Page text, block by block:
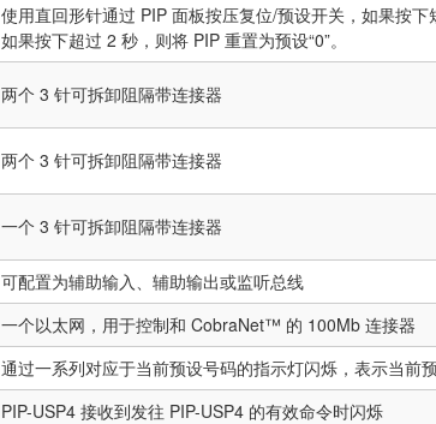
使用直回形针通过 PIP 面板按压复位/预设开关，如果按下
如果按下超过 2 秒，则将 PIP 重置为预设“0”。
两个 3 针可拆卸阻隔带连接器
两个 3 针可拆卸阻隔带连接器
一个 3 针可拆卸阻隔带连接器
可配置为辅助输入、辅助输出或监听总线
一个以太网，用于控制和 CobraNet™ 的 100Mb 连接器
通过一系列对应于当前预设号码的指示灯闪烁，表示当前
PIP-USP4 接收到发往 PIP-USP4 的有效命令时闪烁